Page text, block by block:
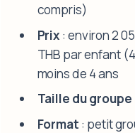
compris)
Prix : environ 2
THB par enfant
moins de 4 ans
Taille du groupe
Format : petit